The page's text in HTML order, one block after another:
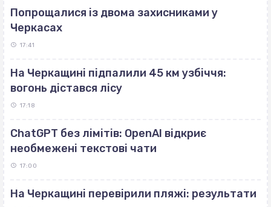
Попрощалися із двома захисниками у
Черкасах
17:41
На Черкащині підпалили 45 км узбіччя:
вогонь дістався лісу
17:18
ChatGPT без лімітів: OpenAI відкриє
необмежені текстові чати
17:00
На Черкащині перевірили пляжі: результати